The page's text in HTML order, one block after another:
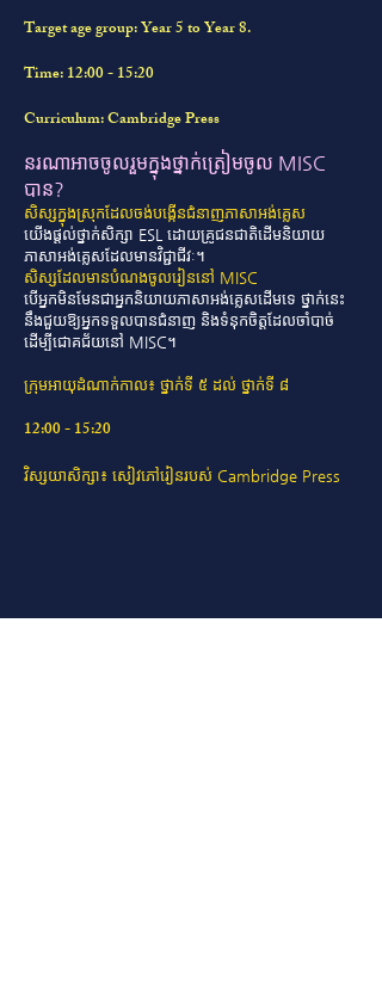
Target age group: Year 5 to Year 8.
Time: 12:00 - 15:20
Curriculum: Cambridge Press
នរណាអាចចូលរួមក្នុងថ្នាក់ត្រៀមចូល MISC
បាន?
សិស្សក្នុងស្រុកដែលចង់បង្កើនជំនាញភាសាអង់គ្លេស
យើងផ្តល់ថ្នាក់សិក្សា ESL ដោយគ្រូជនជាតិដើមនិយាយ
ភាសាអង់គ្លេសដែលមានវិជ្ជាជីវៈ។
សិស្សដែលមានបំណងចូលរៀននៅ MISC
បើអ្នកមិនមែនជាអ្នកនិយាយភាសាអង់គ្លេសដើមទេ ថ្នាក់នេះ
នឹងជួយឱ្យអ្នកទទួលបានជំនាញ និងទំនុកចិត្តដែលចាំបាច់
ដើម្បីជោគជ័យនៅ MISC។
ក្រុមអាយុដំណាក់កាល៖ ថ្នាក់ទី ៥ ដល់ ថ្នាក់ទី ៨
12:00 - 15:20
វិស្សយាសិក្សា៖ សៀវភៅរៀនរបស់ Cambridge Press